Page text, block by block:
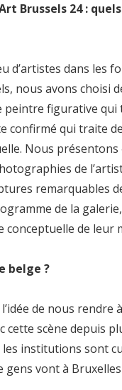
Brussels 24 :
dans les
nous avons choisi
peintre figurative
confirmé qui traite
Nous
de
remarquables
de la
de leur
belge ?
de nous rendre
scène depuis
institutions sont
vont à